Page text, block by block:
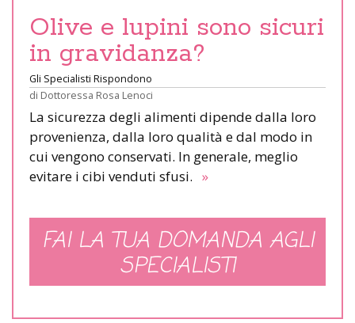
Olive e lupini sono sicuri
in gravidanza?
Gli Specialisti Rispondono
di Dottoressa Rosa Lenoci
La sicurezza degli alimenti dipende dalla loro
provenienza, dalla loro qualità e dal modo in
cui vengono conservati. In generale, meglio
evitare i cibi venduti sfusi. »
FAI LA TUA DOMANDA AGLI
SPECIALISTI